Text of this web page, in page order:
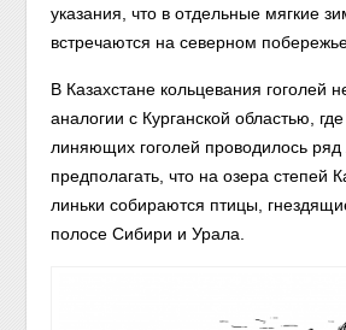
указания, что в отдельные мягкие
встречаются на северном
В Казахстане кольцевания гоголей
аналогии с Курганской областью,
линяющих гоголей проводилось
предполагать, что на озера степей
линьки собираются птицы,
полосе Сибири и Урала.